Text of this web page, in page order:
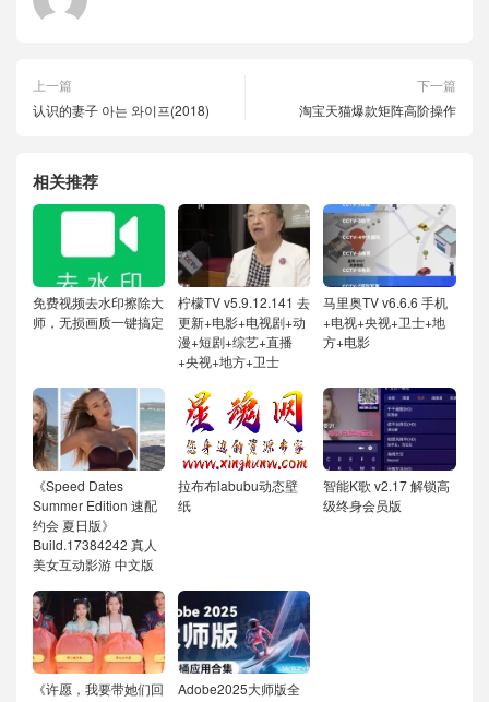
上一篇
认识的妻子 아는 와이프(2018)
下一篇
淘宝天猫爆款矩阵高阶操作
相关推荐
免费视频去水印擦除大
师，无损画质一键搞定
柠檬TV v5.9.12.141 去
更新+电影+电视剧+动
漫+短剧+综艺+直播
+央视+地方+卫士
马里奥TV v6.6.6 手机
+电视+央视+卫士+地
方+电影
《Speed Dates
Summer Edition 速配
约会 夏日版》
Build.17384242 真人
美女互动影游 中文版
拉布布labubu动态壁
纸
智能K歌 v2.17 解锁高
级终身会员版
《许愿，我要带她们回
Adobe2025大师版全